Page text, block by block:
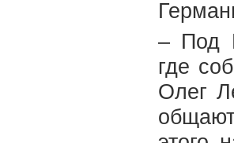
– Под
где
Олег